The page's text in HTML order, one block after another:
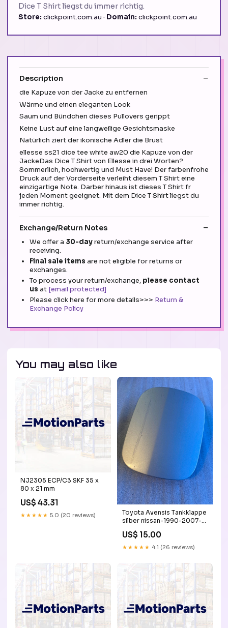
Dice T Shirt liegst du immer richtig.
Store: clickpoint.com.au · Domain: clickpoint.com.au
Description
die Kapuze von der Jacke zu entfernen
Wärme und einen eleganten Look
Saum und Bündchen dieses Pullovers gerippt
Keine Lust auf eine langweilige Gesichtsmaske
Natürlich ziert der ikonische Adler die Brust
ellesse ss21 dice tee white aw20 die Kapuze von der
JackeDas Dice T Shirt von Ellesse in drei Worten?
Sommerlich, hochwertig und Must Have! Der farbenfrohe
Druck auf der Vorderseite verleiht diesem T Shirt eine
einzigartige Note. Darber hinaus ist dieses T Shirt fr
jeden Moment geeignet. Mit dem Dice T Shirt liegst du
immer richtig.
Exchange/Return Notes
We offer a 30-dayreturn/exchange service after
receiving.
Final sale items are not eligible for returns or
exchanges.
To process your return/exchange, please contact
us at [email protected]
Please click here for more details>>> Return &
Exchange Policy
You may also like
NJ2305 ECP/C3 SKF 35 x
80 x 21 mm
US$ 43.31
★★★★★ 5.0 (20 reviews)
Toyota Avensis Tankklappe
silber nissan-1990-2007-
US$ 15.00
★★★★★ 4.1 (26 reviews)